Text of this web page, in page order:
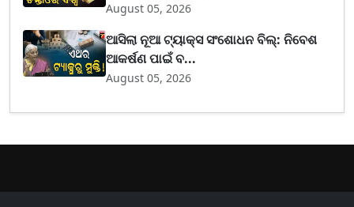
August 05, 2026
ଆସିଲା ନୂଆ ଟ୍ୟାକ୍ସ ସଂଶୋଧନ ବିଲ୍: ନିବେଶ
ଆକର୍ଷଣ ପାଇଁ ବ...
August 05, 2026